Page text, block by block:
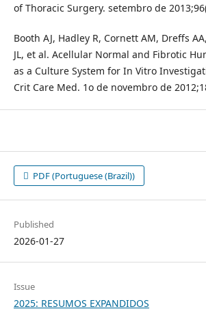
of Thoracic Surgery. setembro de
Booth AJ, Hadley R, Cornett AM, Dreffs
JL, et al. Acellular Normal and Fibrotic
as a Culture System for In Vitro
Crit Care Med. 1o de novembro de
PDF (Portuguese (Brazil))
Published
2026-01-27
Issue
2025: RESUMOS EXPANDIDOS